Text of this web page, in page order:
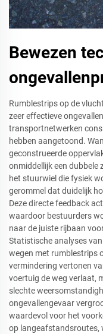
Bewezen
Rumblestrips op de
zeer effectieve
transportnetwerken
hebben aangetoond.
geconstrueerde
onmiddellijk een
het stuurwiel die fysiek
gerommel dat duidelijk
Deze directe feedback
waardoor bestuurders
naar de juiste rijbaan
Statistische analyses
wegen met rumblestrips
vermindering vertonen
voertuig de weg verlaat,
slechte
ongevallengevaar
waardevol voor het
op langeafstandsroutes,